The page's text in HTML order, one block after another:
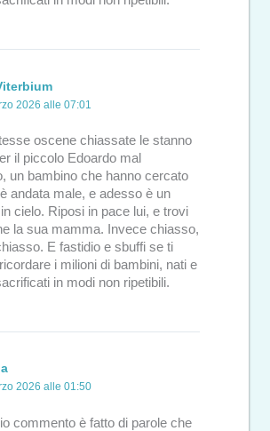
2026 alle 07:01
oscene chiassate le stanno
il piccolo Edoardo mal
un bambino che hanno cercato
andata male, e adesso è un
cielo. Riposi in pace lui, e trovi
la sua mamma. Invece chiasso,
E fastidio e sbuffi se ti
i milioni di bambini, nati e
in modi non ripetibili.
2026 alle 01:50
commento è fatto di parole che